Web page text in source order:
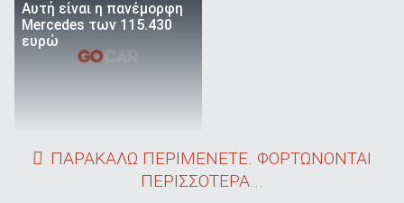
Αυτή είναι η πανέμορφη
Mercedes των 115.430
ευρώ
ΠΑΡΑΚΑΛΩ ΠΕΡΙΜΕΝΕΤΕ. ΦΟΡΤΩΝΟΝΤΑΙ
ΠΕΡΙΣΣΟΤΕΡΑ...